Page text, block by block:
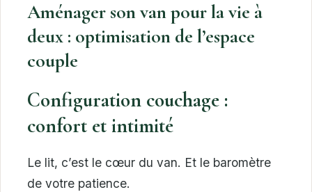
Aménager son van pour la vie à
deux : optimisation de l’espace
couple
Configuration couchage :
confort et intimité
Le lit, c’est le cœur du van. Et le baromètre
de votre patience.